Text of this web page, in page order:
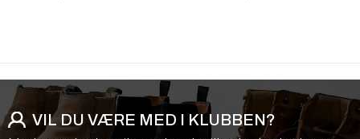
VIL DU VÆRE MED I KLUBBEN?